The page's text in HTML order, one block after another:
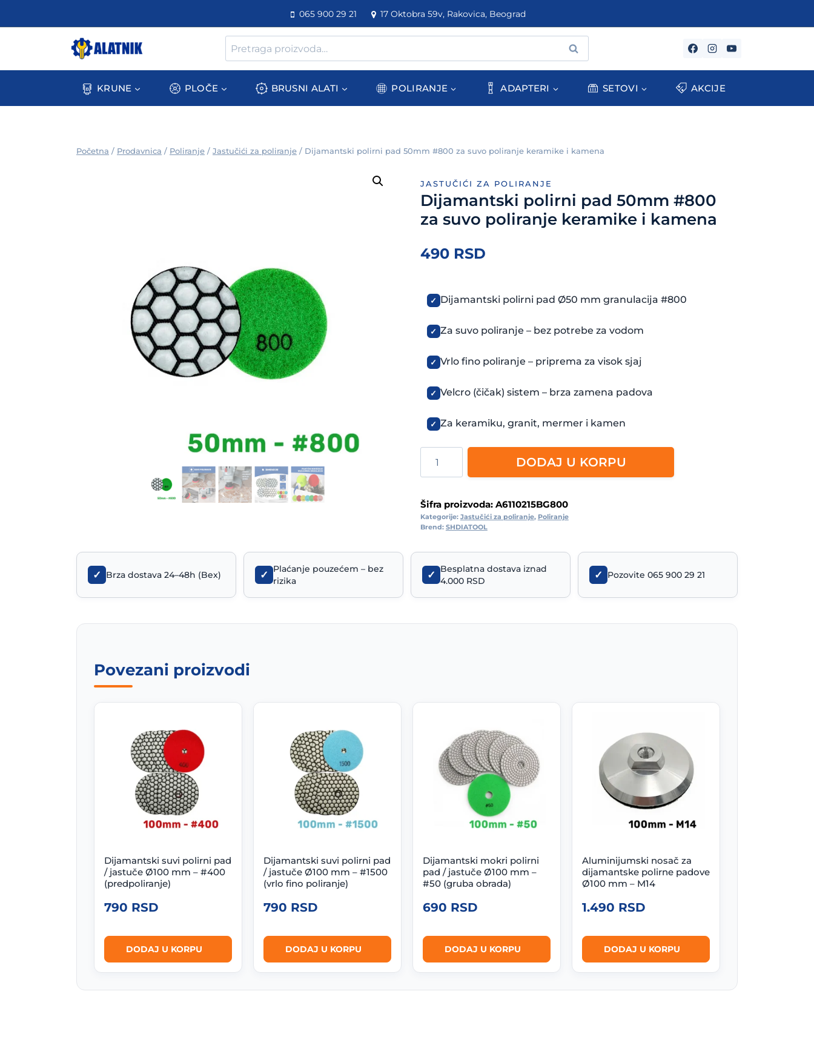
to
065 900 29 21 17 Oktobra 59v, Rakovica, Beograd
Pretraga
za:
PRETRAŽI
KRUNE PLOČE BRUSNI ALATI POLIRANJE ADAPTERI SETOVI AKCIJE
/ Prodavnica / Poliranje / Jastučići za poliranje / Dijamantski polirni pad 50mm #800 za suvo poliranje keramike i kamena
JASTUČIĆI ZA POLIRANJE
Dijamantski polirni pad 50mm #800
za suvo poliranje keramike i kamena
490 RSD
Dijamantski polirni pad Ø50 mm granulacija #800
Za suvo poliranje – bez potrebe za vodom
Vrlo fino poliranje – priprema za visok sjaj
Velcro (čičak) sistem – brza zamena padova
Za keramiku, granit, mermer i kamen
50mm
#800
suvo
poliranje
keramike
i
DODAJ U KORPU
Šifra proizvoda: A6110215BG800
Kategorije: Jastučići za poliranje, Poliranje
Brend: SHDIATOOL
✓ Brza dostava 24–48h (Bex) ✓
Plaćanje pouzećem – bez
rizika
✓
Besplatna dostava iznad
4.000 RSD
✓ Pozovite 065 900 29 21
Povezani proizvodi
Dijamantski suvi polirni pad
/ jastuče Ø100 mm – #400
(predpoliranje)
790 RSD
DODAJ U KORPU
Dijamantski suvi polirni pad
/ jastuče Ø100 mm – #1500
(vrlo fino poliranje)
790 RSD
DODAJ U KORPU
Dijamantski mokri polirni
pad / jastuče Ø100 mm –
#50 (gruba obrada)
690 RSD
DODAJ U KORPU
Aluminijumski nosač za
dijamantske polirne padove
Ø100 mm – M14
1.490 RSD
DODAJ U KORPU